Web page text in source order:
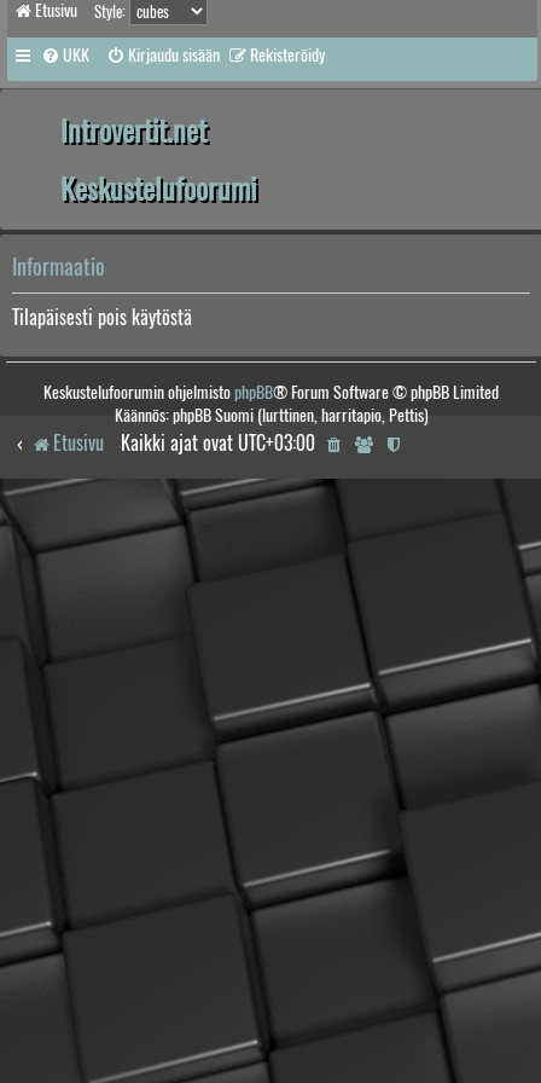
Etusivu Style:
UKK Kirjaudu sisään Rekisteröidy
Introvertit.net
Keskustelufoorumi
Informaatio
Tilapäisesti pois käytöstä
Keskustelufoorumin ohjelmistophpBB® Forum Software © phpBB Limited
Käännös: phpBB Suomi (lurttinen, harritapio, Pettis)
Etusivu Kaikki ajat ovat UTC+03:00